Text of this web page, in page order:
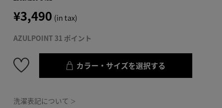
¥3,490 (in tax)
AZULPOINT 31 ポイント
カラー・サイズを選択する
洗濯表記について ＞